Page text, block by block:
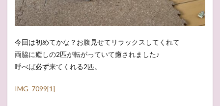
今回は初めてかな？お腹見せてリラックスしてくれて
両脇に癒しの2匹が転がっていて癒されました♪
呼べば必ず来てくれる2匹。
IMG_7099[1]